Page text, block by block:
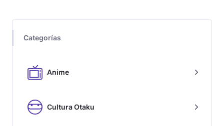
Categorías
Anime
Cultura Otaku